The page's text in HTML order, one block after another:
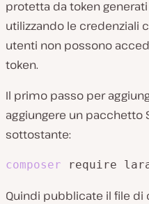
protetta da token
utilizzando le credenziali
utenti non possono
token.
Il primo passo per
aggiungere un pacchetto
sottostante:
composer require
Quindi pubblicate il file di